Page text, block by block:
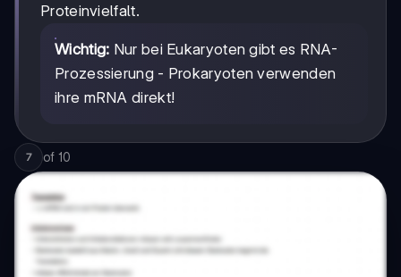
Proteinvielfalt.
Wichtig: Nur bei Eukaryoten gibt es RNA-
Prozessierung - Prokaryoten verwenden
ihre mRNA direkt!
7 of 10